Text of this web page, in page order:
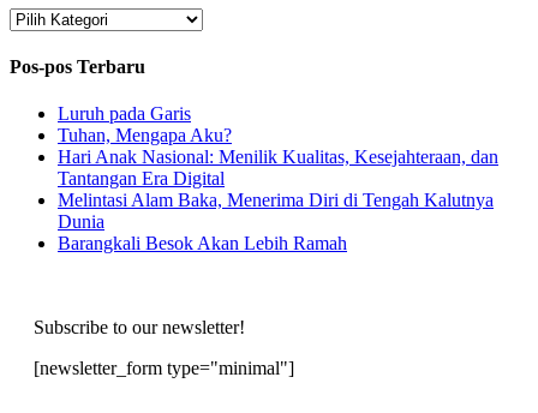
Pos-pos Terbaru
Luruh pada Garis
Tuhan, Mengapa Aku?
Hari Anak Nasional: Menilik Kualitas, Kesejahteraan, dan
Tantangan Era Digital
Melintasi Alam Baka, Menerima Diri di Tengah Kalutnya
Dunia
Barangkali Besok Akan Lebih Ramah
Subscribe to our newsletter!
[newsletter_form type="minimal"]